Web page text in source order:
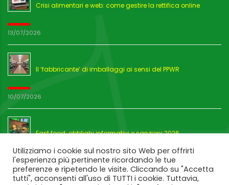
Crisi alimentari e web: come gestire la rettifica online
13/07/2026
Il ‘fabbricante’ di imballaggi ai sensi del PPWR
10/07/2026
Fast food: obblighi informativi e sanzioni 2026
03/07/2026
Utilizziamo i cookie sul nostro sito Web per offrirti
l'esperienza più pertinente ricordando le tue
preferenze e ripetendo le visite. Cliccando su "Accetta
tutti", acconsenti all'uso di TUTTI i cookie. Tuttavia,